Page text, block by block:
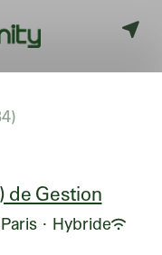
de Gestion
· Hybride